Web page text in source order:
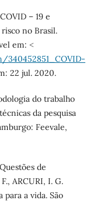
– 19 e
no Brasil.
em: ˂
340452851_COVID-
22 jul. 2020.
do trabalho
da pesquisa
Feevale,
de
ARCURI, I. G.
a vida. São